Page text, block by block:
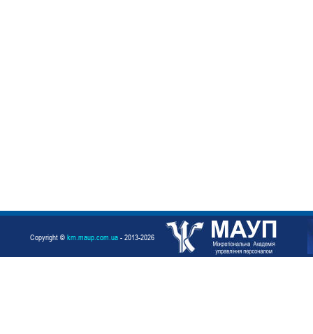
Copyright © km.maup.com.ua - 2013-2026